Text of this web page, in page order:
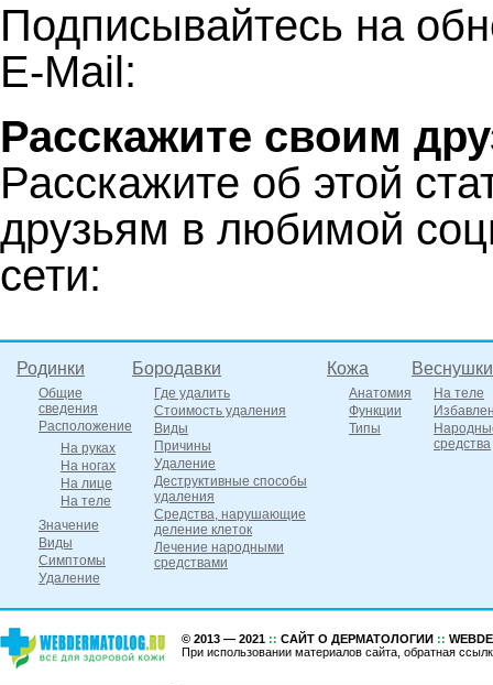
Подписывайтесь на
E-Mail:
Расскажите своим
Расскажите об этой
друзьям в любимой
сети:
Родинки
Общие
сведения
Расположение
На руках
На ногах
На лице
На теле
Значение
Виды
Симптомы
Удаление
Бородавки
Где удалить
Стоимость удаления
Виды
Причины
Удаление
Деструктивные способы
удаления
Средства, нарушающие
деление клеток
Лечение народными
средствами
Кожа
Анатомия
Функции
Типы
Веснушки
На теле
средства
© 2013 — 2021 :: САЙТ О ДЕРМАТОЛОГИИ ::
При использовании материалов сайта, обратная